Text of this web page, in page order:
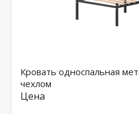
Кровать односпальная
чехлом
Цена